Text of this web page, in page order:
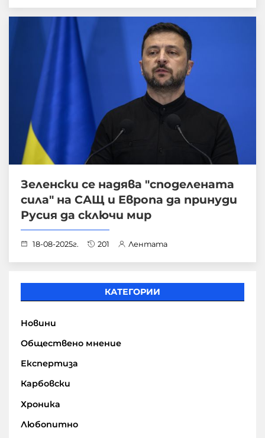
Зеленски се надява "споделената
сила" на САЩ и Европа да принуди
Русия да сключи мир
18-08-2025г. 201 Лентата
КАТЕГОРИИ
Новини
Обществено мнение
Експертиза
Карбовски
Хроника
Любопитно